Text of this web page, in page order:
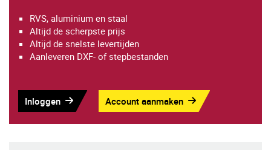
RVS, aluminium en staal
Altijd de scherpste prijs
Altijd de snelste levertijden
Aanleveren DXF- of stepbestanden
Inloggen Account aanmaken